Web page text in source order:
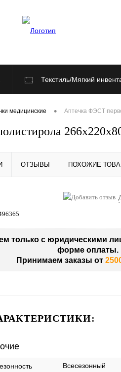
Текстиль/Мягкий
Распродажа
медицинские • Аптечка ФЭСТ
ОТЗЫВЫ ПОХОЖИЕ
только с юридическими
форме оплаты.
Принимаем заказы от
Всесезонный